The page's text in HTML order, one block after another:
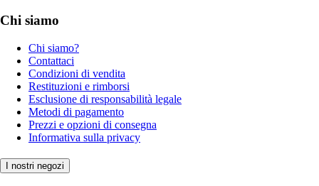
Chi siamo
Chi siamo?
Contattaci
Condizioni di vendita
Restituzioni e rimborsi
Esclusione di responsabilità legale
Metodi di pagamento
Prezzi e opzioni di consegna
Informativa sulla privacy
I nostri negozi